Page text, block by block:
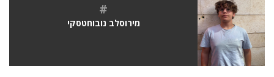
#
מירוסלב נובוחטסקי